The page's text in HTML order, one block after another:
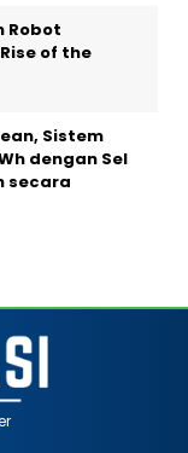
Robot
of the
Sistem
dengan Sel
secara